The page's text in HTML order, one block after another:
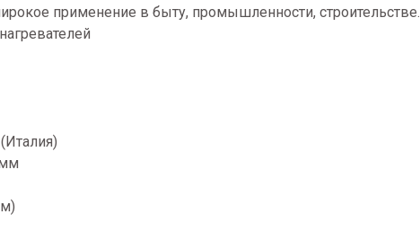
применение в быту, промышленности, строительстве.